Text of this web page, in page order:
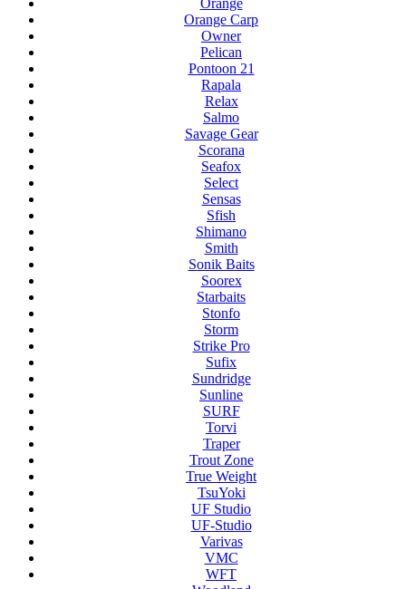
Orange
Orange Carp
Owner
Pelican
Pontoon 21
Rapala
Relax
Salmo
Savage Gear
Scorana
Seafox
Select
Sensas
Sfish
Shimano
Smith
Sonik Baits
Soorex
Starbaits
Stonfo
Storm
Strike Pro
Sufix
Sundridge
Sunline
SURF
Torvi
Traper
Trout Zone
True Weight
TsuYoki
UF Studio
UF-Studio
Varivas
VMC
WFT